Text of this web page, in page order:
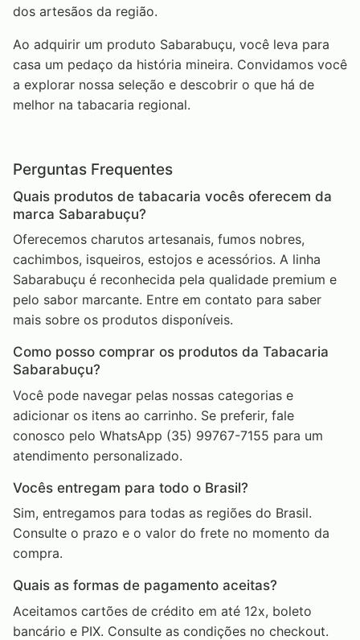
dos artesãos da região.
Ao adquirir um produto Sabarabuçu, você leva para
casa um pedaço da história mineira. Convidamos você
a explorar nossa seleção e descobrir o que há de
melhor na tabacaria regional.
Perguntas Frequentes
Quais produtos de tabacaria vocês oferecem da
marca Sabarabuçu?
Oferecemos charutos artesanais, fumos nobres,
cachimbos, isqueiros, estojos e acessórios. A linha
Sabarabuçu é reconhecida pela qualidade premium e
pelo sabor marcante. Entre em contato para saber
mais sobre os produtos disponíveis.
Como posso comprar os produtos da Tabacaria
Sabarabuçu?
Você pode navegar pelas nossas categorias e
adicionar os itens ao carrinho. Se preferir, fale
conosco pelo WhatsApp (35) 99767-7155 para um
atendimento personalizado.
Vocês entregam para todo o Brasil?
Sim, entregamos para todas as regiões do Brasil.
Consulte o prazo e o valor do frete no momento da
compra.
Quais as formas de pagamento aceitas?
Aceitamos cartões de crédito em até 12x, boleto
bancário e PIX. Consulte as condições no checkout.